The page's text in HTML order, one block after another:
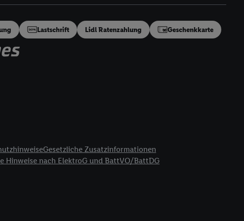
Lastschrift Lidl Ratenzahlung Geschenkkarte
Gesetzliche Zusatzinformationen
Hinweise nach ElektroG und BattVO/BattDG
„Nutzung der
von Utiq.
Durch einen Klick auf
Einbindung sämtlicher
das gilt auch für die
Bereitstellung und
Informationen,
basierten Utiq-
Analyse von